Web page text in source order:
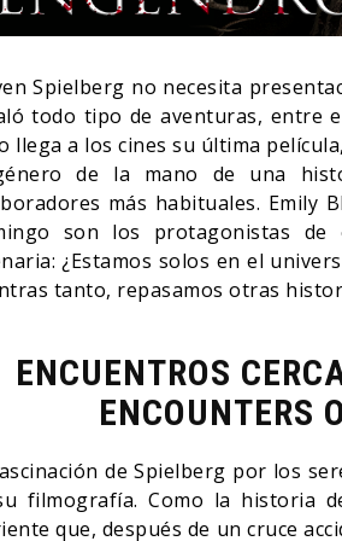
Spielberg no necesita
todo tipo de aventuras, entre
llega a los cines su última
de la mano de una
más habituales. Emily
son los protagonistas
¿Estamos solos en el
tanto, repasamos otras
ENCUENTROS
ENCOUNTERS
de Spielberg por los
filmografía. Como la historia
que, después de un cruce
LA INVITACIÓN:
WILDE REFLEXIONA
LA VIDA CONYUGAL
06/08/2026
EL
CINE